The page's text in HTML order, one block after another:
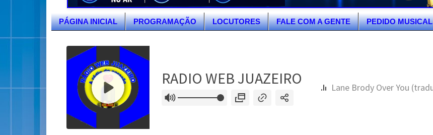
PÁGINA INICIAL PROGRAMAÇÃO LOCUTORES FALE COM A GENTE PEDIDO MUSICAL